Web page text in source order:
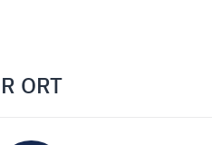
ORT